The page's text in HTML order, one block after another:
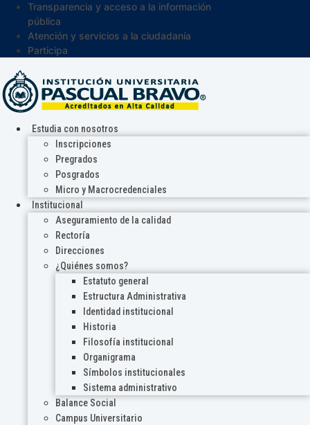
Transparencia y acceso a la información
pública
Atención y servicios a la ciudadanía
Participa
Estudia con nosotros
Inscripciones
Pregrados
Posgrados
Micro y Macrocredenciales
Institucional
Aseguramiento de la calidad
Rectoría
Direcciones
¿Quiénes somos?
Estatuto general
Estructura Administrativa
Identidad institucional
Historia
Filosofía institucional
Organigrama
Símbolos institucionales
Sistema administrativo
Balance Social
Campus Universitario